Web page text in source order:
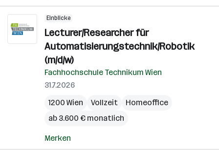
Einblicke
Lecturer/Researcher für
Automatisierungstechnik/Robotik
(m/d/w)
Fachhochschule Technikum Wien
31.7.2026
1200 Wien
Vollzeit
Homeoffice
ab 3.600 € monatlich
Merken